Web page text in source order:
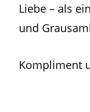
Liebe – als
und
Kompliment